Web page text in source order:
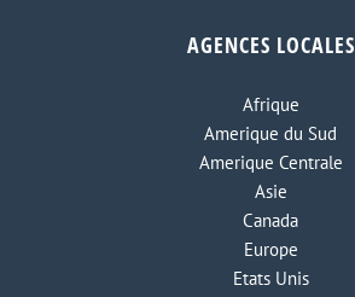
AGENCES LOCALES
Afrique
Amerique du Sud
Amerique Centrale
Asie
Canada
Europe
Etats Unis